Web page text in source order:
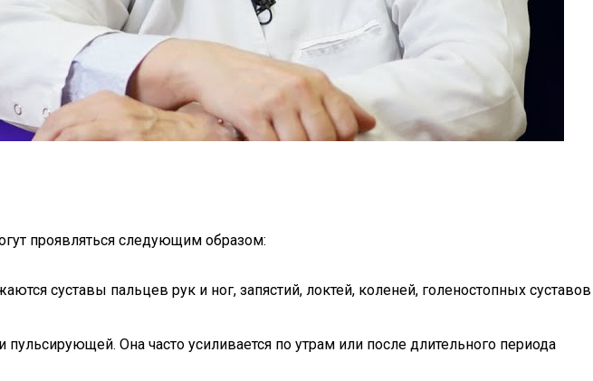
проявляться следующим образом:
суставы пальцев рук и ног, запястий, локтей, коленей, голеностопных суставов
Она часто усиливается по утрам или после длительного периода